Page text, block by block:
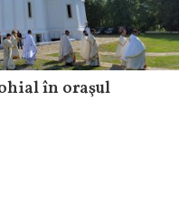
în oraşul